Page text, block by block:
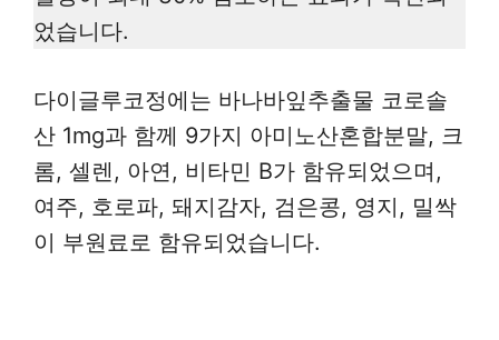
었습니다.
다이글루코정에는 바나바잎추출물 코로솔
산 1mg과 함께 9가지 아미노산혼합분말, 크
롬, 셀렌, 아연, 비타민 B가 함유되었으며,
여주, 호로파, 돼지감자, 검은콩, 영지, 밀싹
이 부원료로 함유되었습니다.